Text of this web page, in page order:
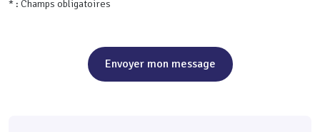
* : Champs obligatoires
Envoyer mon message